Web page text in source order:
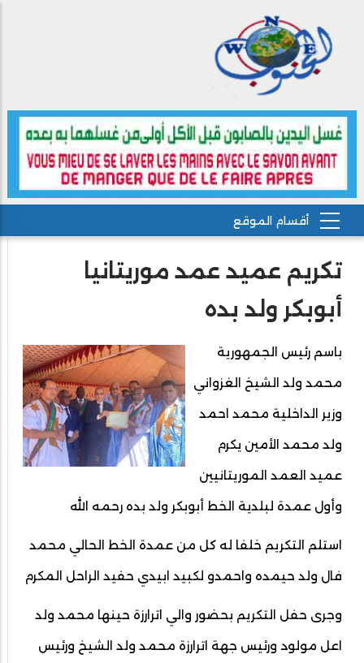
تكريم عميد عمد موريتانيا
أبوبكر ولد بده
باسم رئيس الجمهورية
محمد ولد الشيخ الغزواني
وزير الداخلية محمد احمد
ولد محمد الأمين يكرم
عميد العمد الموريتانيين
وأول عمدة لبلدية الخط أبوبكر ولد بده رحمه الله
استلم التكريم خلفا له كل من عمدة الخط الحالي محمد
فال ولد حيمده واحمدو لكبيد ابيدي حفيد الراحل المكرم
وجرى حفل التكريم بحضور والي اترارزة حينها محمد ولد
اعل مولود ورئيس جهة اترارزة محمد ولد الشيخ ورئيس